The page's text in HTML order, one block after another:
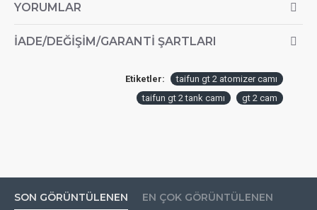
YORUMLAR
İADE/DEĞIŞIM/GARANTI ŞARTLARI
Etiketler:
taifun gt 2 atomizer camı
taifun gt 2 tank camı
gt 2 cam
SON GÖRÜNTÜLENEN EN ÇOK GÖRÜNTÜLENEN